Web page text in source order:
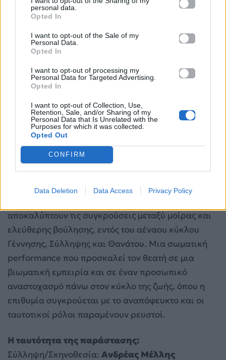
personal data.
Opted In
I want to opt-out of the Sale of my
Personal Data.
Opted In
I want to opt-out of processing my
Personal Data for Targeted Advertising.
Opted In
I want to opt-out of Collection, Use,
Retention, Sale, and/or Sharing of my
Personal Data that Is Unrelated with the
Purposes for which it was collected.
Opted Out
CONFIRM
Data Deletion Data Access Privacy Policy
Διάρκεια παράστασης:
Ομάδα 21η
Παρασκευή 19 Ιουνίου στις 20:15 & Σάββατο 20
Ιουνίου στις 22:00
«Γέννηση σύλληψη θάνατος»
Η σκηνή μετατρέπεται σε ζωντανό σύμβολο, καθώς
αποκαλύπτουν τις συγκρούσεις μεταξύ μοίρας και
ελεύθερης βούλησης, εντός του αέναου κύκλου
Γέννησης, Σύλληψης και Θανάτου. Μια σωματική
performance που προσκαλεί τον θεατή σε μια
βιωματική εμπειρία και σε έναν προσωπικό
αναστοχασμό πάνω στον κύκλο της ζωής, όπου η
επιθυμία συγκρούεται με το αναπόφευκτο και οι
ταυτοτικοί ρόλοι παραμένουν ρευστοί.
Η ταυτότητα της παράστασης:
Σύλληψη/Σκηνοθεσία: Ανδρέας Μέλλης